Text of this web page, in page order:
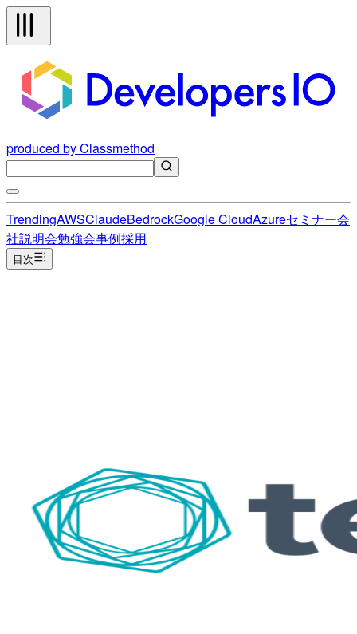
produced by Classmethod
TrendingAWSClaudeBedrockGoogle CloudAzureセミナー会
社説明会勉強会事例採用
目次